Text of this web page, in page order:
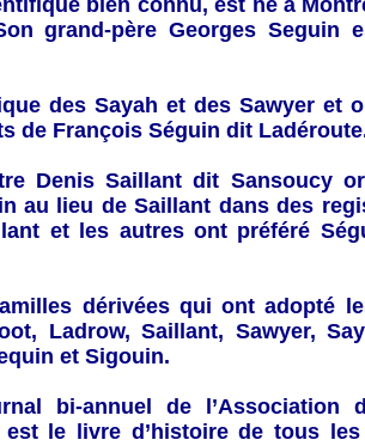
bien connu, est né à
grand-pèreGeorges Seguin
des Sayah et des Sawyer et
de François Séguin dit
Denis Saillant dit Sansoucy
au lieu de Saillant dans des
et les autres ont préféré
dérivées qui ont adopté
Ladrow, Saillant, Sawyer,
et Sigouin.
bi-annuel de l’Association
le livre d’histoire de tous les